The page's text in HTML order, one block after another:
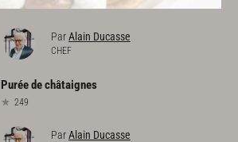
1579
ParAlain Ducasse
CHEF
Puréedechâtaignes
249
ParAlain Ducasse